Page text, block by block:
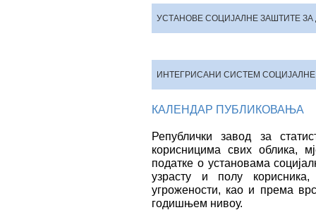
УСТАНОВЕ СОЦИЈАЛНЕ ЗАШТИТЕ
ИНТЕГРИСАНИ СИСТЕМ
КАЛЕНДАР ПУБЛИКОВАЊА
Републички завод за
корисницима свих облика,
податке о установама
узрасту и полу
угрожености, као и према
годишњем нивоу.